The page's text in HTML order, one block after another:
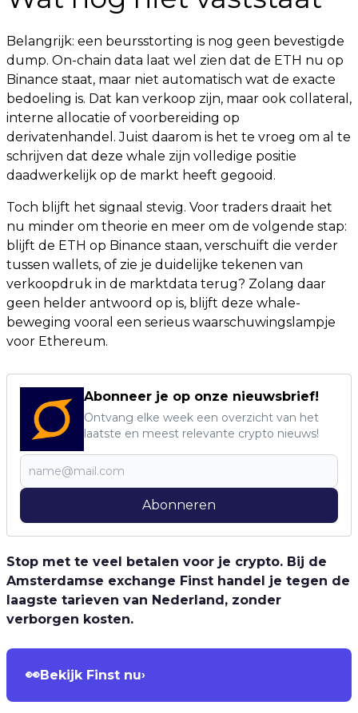
Belangrijk: een beursstorting is nog geen bevestigde
dump. On-chain data laat wel zien dat de ETH nu op
Binance staat, maar niet automatisch wat de exacte
bedoeling is. Dat kan verkoop zijn, maar ook collateral,
interne allocatie of voorbereiding op
derivatenhandel. Juist daarom is het te vroeg om al te
schrijven dat deze whale zijn volledige positie
daadwerkelijk op de markt heeft gegooid.
Toch blijft het signaal stevig. Voor traders draait het
nu minder om theorie en meer om de volgende stap:
blijft de ETH op Binance staan, verschuift die verder
tussen wallets, of zie je duidelijke tekenen van
verkoopdruk in de marktdata terug? Zolang daar
geen helder antwoord op is, blijft deze whale-
beweging vooral een serieus waarschuwingslampje
voor Ethereum.
Abonneer je op onze nieuwsbrief!
Ontvang elke week een overzicht van het
laatste en meest relevante crypto nieuws!
Abonneren
Stop met te veel betalen voor je crypto. Bij de
Amsterdamse exchange Finst handel je tegen de
laagste tarieven van Nederland, zonder
verborgen kosten.
👀Bekijk Finst nu›